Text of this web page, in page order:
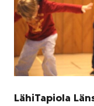
LähiTapiola